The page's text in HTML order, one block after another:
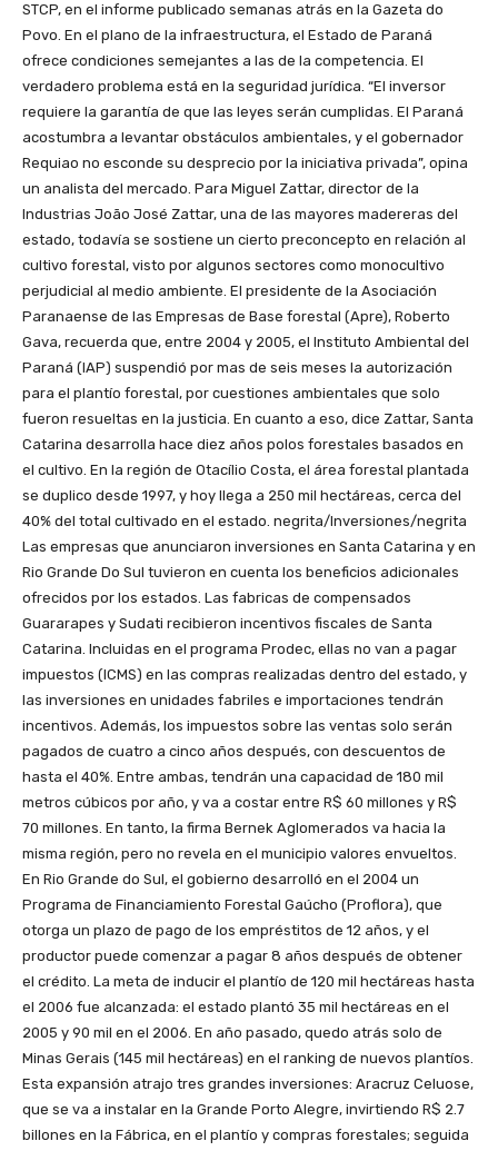
STCP, en el informe publicado semanas atrás en la Gazeta do
Povo. En el plano de la infraestructura, el Estado de Paraná
ofrece condiciones semejantes a las de la competencia. El
verdadero problema está en la seguridad jurídica. “El inversor
requiere la garantía de que las leyes serán cumplidas. El Paraná
acostumbra a levantar obstáculos ambientales, y el gobernador
Requiao no esconde su desprecio por la iniciativa privada”, opina
un analista del mercado. Para Miguel Zattar, director de la
Industrias João José Zattar, una de las mayores madereras del
estado, todavía se sostiene un cierto preconcepto en relación al
cultivo forestal, visto por algunos sectores como monocultivo
perjudicial al medio ambiente. El presidente de la Asociación
Paranaense de las Empresas de Base forestal (Apre), Roberto
Gava, recuerda que, entre 2004 y 2005, el Instituto Ambiental del
Paraná (IAP) suspendió por mas de seis meses la autorización
para el plantío forestal, por cuestiones ambientales que solo
fueron resueltas en la justicia. En cuanto a eso, dice Zattar, Santa
Catarina desarrolla hace diez años polos forestales basados en
el cultivo. En la región de Otacílio Costa, el área forestal plantada
se duplico desde 1997, y hoy llega a 250 mil hectáreas, cerca del
40% del total cultivado en el estado. negrita/Inversiones/negrita
Las empresas que anunciaron inversiones en Santa Catarina y en
Rio Grande Do Sul tuvieron en cuenta los beneficios adicionales
ofrecidos por los estados. Las fabricas de compensados
Guararapes y Sudati recibieron incentivos fiscales de Santa
Catarina. Incluidas en el programa Prodec, ellas no van a pagar
impuestos (ICMS) en las compras realizadas dentro del estado, y
las inversiones en unidades fabriles e importaciones tendrán
incentivos. Además, los impuestos sobre las ventas solo serán
pagados de cuatro a cinco años después, con descuentos de
hasta el 40%. Entre ambas, tendrán una capacidad de 180 mil
metros cúbicos por año, y va a costar entre R$ 60 millones y R$
70 millones. En tanto, la firma Bernek Aglomerados va hacia la
misma región, pero no revela en el municipio valores envueltos.
En Rio Grande do Sul, el gobierno desarrolló en el 2004 un
Programa de Financiamiento Forestal Gaúcho (Proflora), que
otorga un plazo de pago de los empréstitos de 12 años, y el
productor puede comenzar a pagar 8 años después de obtener
el crédito. La meta de inducir el plantío de 120 mil hectáreas hasta
el 2006 fue alcanzada: el estado plantó 35 mil hectáreas en el
2005 y 90 mil en el 2006. En año pasado, quedo atrás solo de
Minas Gerais (145 mil hectáreas) en el ranking de nuevos plantíos.
Esta expansión atrajo tres grandes inversiones: Aracruz Celuose,
que se va a instalar en la Grande Porto Alegre, invirtiendo R$ 2.7
billones en la Fábrica, en el plantío y compras forestales; seguida